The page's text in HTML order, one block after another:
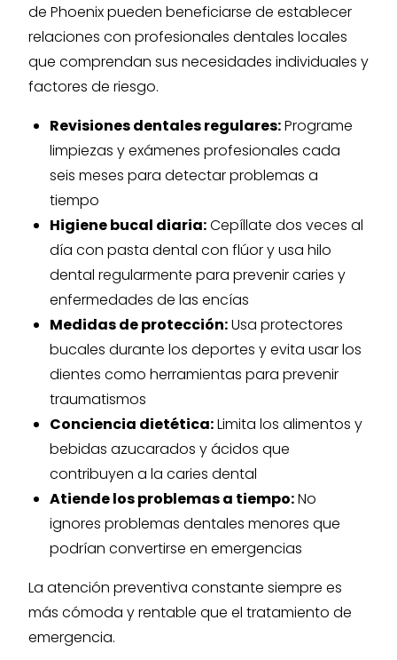
de Phoenix pueden beneficiarse de establecer
relaciones con profesionales dentales locales
que comprendan sus necesidades individuales y
factores de riesgo.
Revisiones dentales regulares:Programe
limpiezas y exámenes profesionales cada
seis meses para detectar problemas a
tiempo
Higiene bucal diaria:Cepíllate dos veces al
día con pasta dental con flúor y usa hilo
dental regularmente para prevenir caries y
enfermedades de las encías
Medidas de protección:Usa protectores
bucales durante los deportes y evita usar los
dientes como herramientas para prevenir
traumatismos
Conciencia dietética:Limita los alimentos y
bebidas azucarados y ácidos que
contribuyen a la caries dental
Atiende los problemas a tiempo:No
ignores problemas dentales menores que
podrían convertirse en emergencias
La atención preventiva constante siempre es
más cómoda y rentable que el tratamiento de
emergencia.